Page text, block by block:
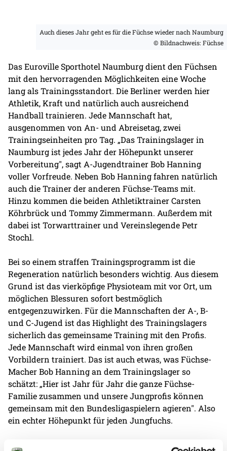
Auch dieses Jahr geht es für die Füchse wieder nach Naumburg
© Bildnachweis: Füchse
Das Euroville Sporthotel Naumburg dient den Füchsen
mit den hervorragenden Möglichkeiten eine Woche
lang als Trainingsstandort. Die Berliner werden hier
Athletik, Kraft und natürlich auch ausreichend
Handball trainieren. Jede Mannschaft hat,
ausgenommen von An- und Abreisetag, zwei
Trainingseinheiten pro Tag. „Das Trainingslager in
Naumburg ist jedes Jahr der Höhepunkt unserer
Vorbereitung", sagt A-Jugendtrainer Bob Hanning
voller Vorfreude. Neben Bob Hanning fahren natürlich
auch die Trainer der anderen Füchse-Teams mit.
Hinzu kommen die beiden Athletiktrainer Carsten
Köhrbrück und Tommy Zimmermann. Außerdem mit
dabei ist Torwarttrainer und Vereinslegende Petr
Stochl.
Bei so einem straffen Trainingsprogramm ist die
Regeneration natürlich besonders wichtig. Aus diesem
Grund ist das vierköpfige Physioteam mit vor Ort, um
möglichen Blessuren sofort bestmöglich
entgegenzuwirken. Für die Mannschaften der A-, B-
und C-Jugend ist das Highlight des Trainingslagers
sicherlich das gemeinsame Training mit den Profis.
Jede Mannschaft wird einmal von ihren großen
Vorbildern trainiert. Das ist auch etwas, was Füchse-
Macher Bob Hanning an dem Trainingslager so
schätzt: „Hier ist Jahr für Jahr die ganze Füchse-
Familie zusammen und unsere Jungprofis können
gemeinsam mit den Bundesligaspielern agieren". Also
ein echter Höhepunkt für jeden Jungfuchs.
Neben den Trainingseinheiten stehen natürlich auch